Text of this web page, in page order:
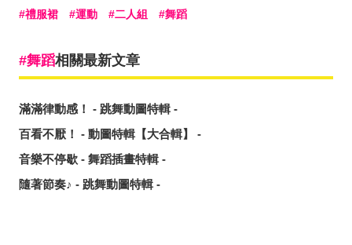
禮服裙 運動 二人組 舞蹈
舞蹈相關最新文章
滿滿律動感！ - 跳舞動圖特輯 -
百看不厭！ - 動圖特輯【大合輯】 -
音樂不停歇 - 舞蹈插畫特輯 -
隨著節奏♪ - 跳舞動圖特輯 -